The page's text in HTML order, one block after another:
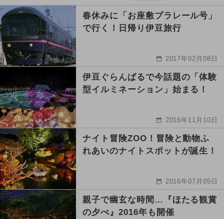
春休みに「お座敷プラレール号」
で行く！日帰り伊豆旅行
2017年02月08日
伊豆ぐらんぱるで今話題の「体験
型イルミネーション」始まる！
2016年11月10日
ナイト冒険ZOO！冒険と動物ふ
れあいのナイトスポットが誕生！
2016年07月05日
親子で幽玄な時間…『ほたる観賞
の夕べ』2016年も開催